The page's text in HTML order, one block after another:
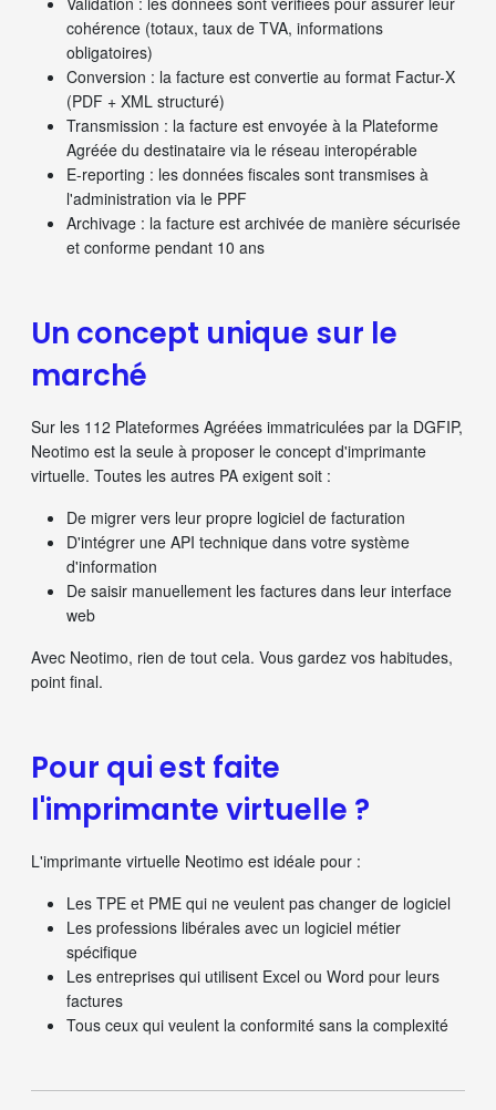
cohérence (totaux, taux de TVA, informations
obligatoires)
Conversion : la facture est convertie au format Factur-X
(PDF + XML structuré)
Transmission : la facture est envoyée à la Plateforme
Agréée du destinataire via le réseau interopérable
E-reporting : les données fiscales sont transmises à
l'administration via le PPF
Archivage : la facture est archivée de manière sécurisée
et conforme pendant 10 ans
Un concept unique sur le
marché
Sur les 112 Plateformes Agréées immatriculées par la DGFIP,
Neotimo est la seule à proposer le concept d'imprimante
virtuelle. Toutes les autres PA exigent soit :
De migrer vers leur propre logiciel de facturation
D'intégrer une API technique dans votre système
d'information
De saisir manuellement les factures dans leur interface
web
Avec Neotimo, rien de tout cela. Vous gardez vos habitudes,
point final.
Pour qui est faite
l'imprimante virtuelle ?
L'imprimante virtuelle Neotimo est idéale pour :
Les TPE et PME qui ne veulent pas changer de logiciel
Les professions libérales avec un logiciel métier
spécifique
Les entreprises qui utilisent Excel ou Word pour leurs
factures
Tous ceux qui veulent la conformité sans la complexité